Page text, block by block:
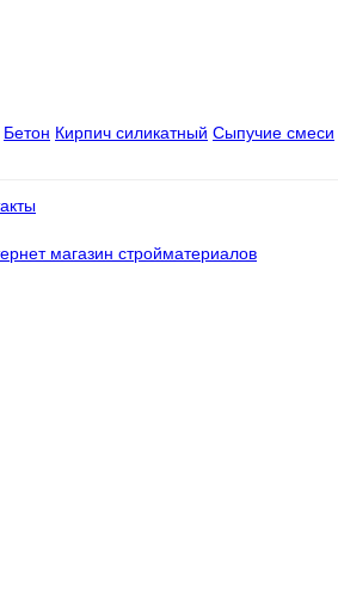
Бетон Кирпич силикатный Сыпучие смеси
магазин стройматериалов